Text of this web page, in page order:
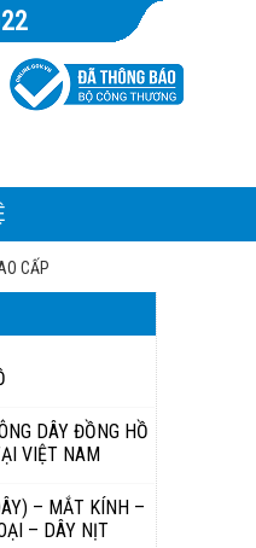
CẤP
DÂY ĐỒNG HỒ
VIỆT NAM
– MẮT KÍNH –
– DÂY NỊT